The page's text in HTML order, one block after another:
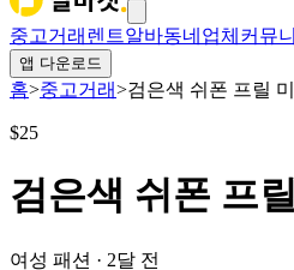
중고거래 렌트알바동네업체 커뮤
앱 다운로드
홈>중고거래>검은색 쉬폰 프릴
$25
검은색 쉬폰 프
여성 패션 · 2달 전